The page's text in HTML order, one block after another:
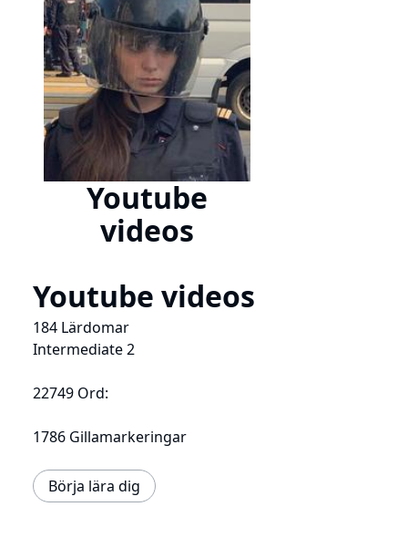
Youtube
videos
Youtube videos
184 Lärdomar
Intermediate 2
22749 Ord:
1786 Gillamarkeringar
Börja lära dig